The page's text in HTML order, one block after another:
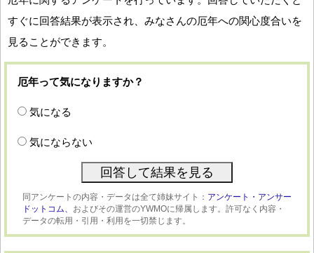
すぐに回答結果が表示され、みなさんの厄年への関心度合いを
見ることができます。
厄年って気になりますか？
気になる
気にならない
同アンケートの内容・データは全て姉妹サイト： アンケート・アンサー
ドットコム、 およびその運営のYWMOに帰属します。許可なく内容・
データの転用・引用・利用を一切禁じます。